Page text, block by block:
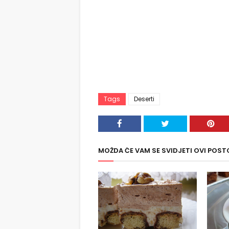
Tags Deserti
MOŽDA ĆE VAM SE SVIDJETI OVI